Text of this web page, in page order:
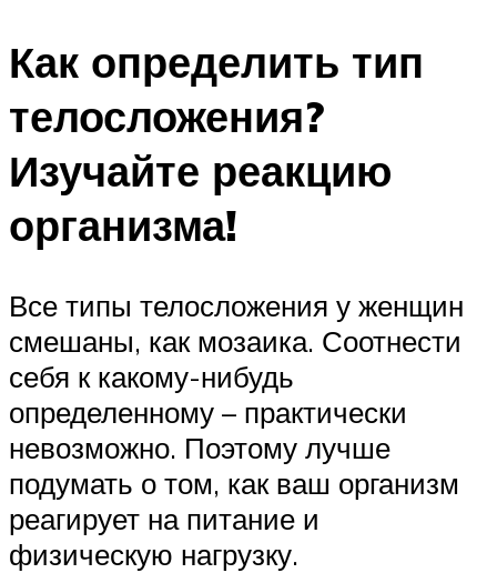
Как определить тип
телосложения?
Изучайте реакцию
организма!
Все типы телосложения у женщин
смешаны, как мозаика. Соотнести
себя к какому-нибудь
определенному – практически
невозможно. Поэтому лучше
подумать о том, как ваш организм
реагирует на питание и
физическую нагрузку.